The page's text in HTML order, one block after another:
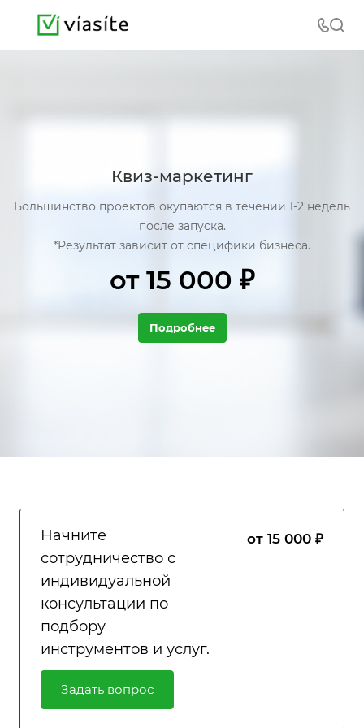
Квиз-маркетинг
Большинство проектов окупаются в течении 1-2 недель
после запуска.
*Результат зависит от специфики бизнеса.
от 15 000 ₽
Подробнее
Начните
сотрудничество с
индивидуальной
консультации по
подбору
инструментов и услуг.
от 15 000 ₽
Задать вопрос